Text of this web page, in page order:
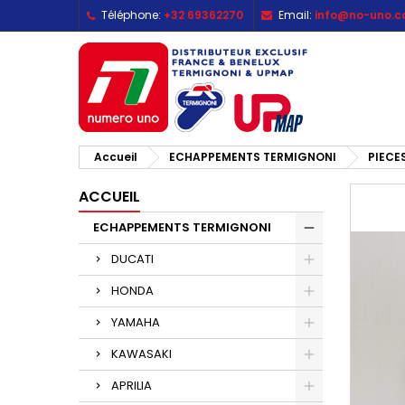
Téléphone: +32 69362270 Email: info@no-
Accueil ECHAPPEMENTS TERMIGNONI
ACCUEIL
ECHAPPEMENTS TERMIGNONI
DUCATI
HONDA
YAMAHA
KAWASAKI
APRILIA